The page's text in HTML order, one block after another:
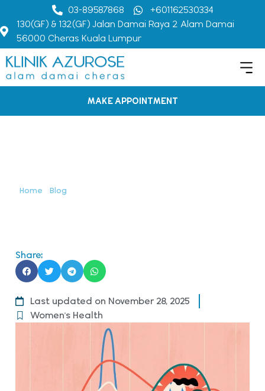
03-89587868
+601162530334
130(GF) & 132(GF) Jalan Damai Raya 2 Alam Damai
56000 Cheras Kuala Lumpur
MAKE APPOINTMENT
Home> Blog
Share:
Last updated on November 28, 2025
Women's Health